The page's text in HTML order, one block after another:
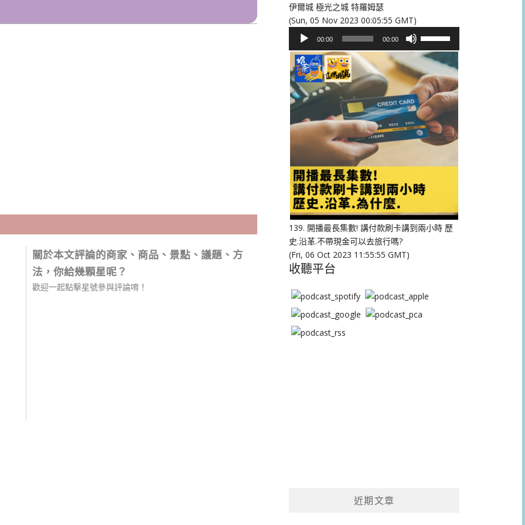
關於本文評論的商家、商品、景點、議題、方
法，你給幾顆星呢？
歡迎一起點擊星號參與評論唷！
伊爾城 極光之城 特羅姆瑟
(Sun, 05 Nov 2023 00:05:55 GMT)
播
放
器
00:00 00:00
向
上/
向
下
鍵
以
提
或
降
低
量。
139. 開播最長集數! 講付款刷卡講到兩小時 歷
史.沿革.不帶現金可以去旅行嗎?
(Fri, 06 Oct 2023 11:55:55 GMT)
收聽平台
近期文章